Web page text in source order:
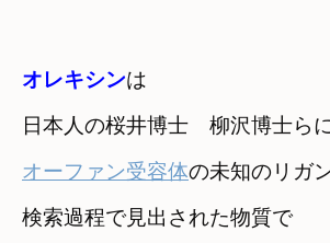
オレキシンは
日本人の桜井博士　柳沢博士ら
オーファン受容体の未知のリガ
検索過程で見出された物質で